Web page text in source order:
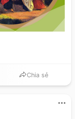
Chia sẻ